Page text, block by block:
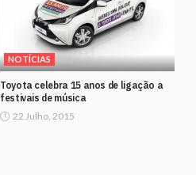
NOTÍCIAS
Toyota celebra 15 anos de ligação a
festivais de música
22 Julho, 2015